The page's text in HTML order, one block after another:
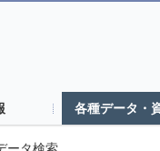
各種データ・